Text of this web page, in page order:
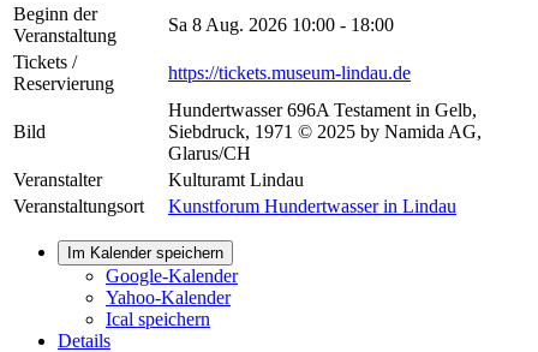
Beginn der
Veranstaltung
Sa 8 Aug. 2026 10:00 - 18:00
Tickets /
Reservierung
https://tickets.museum-lindau.de
Bild
Hundertwasser 696A Testament in Gelb,
Siebdruck, 1971 © 2025 by Namida AG,
Glarus/CH
Veranstalter
Kulturamt Lindau
Veranstaltungsort
Kunstforum Hundertwasser in Lindau
Im Kalender speichern
Google-Kalender
Yahoo-Kalender
Ical speichern
Details